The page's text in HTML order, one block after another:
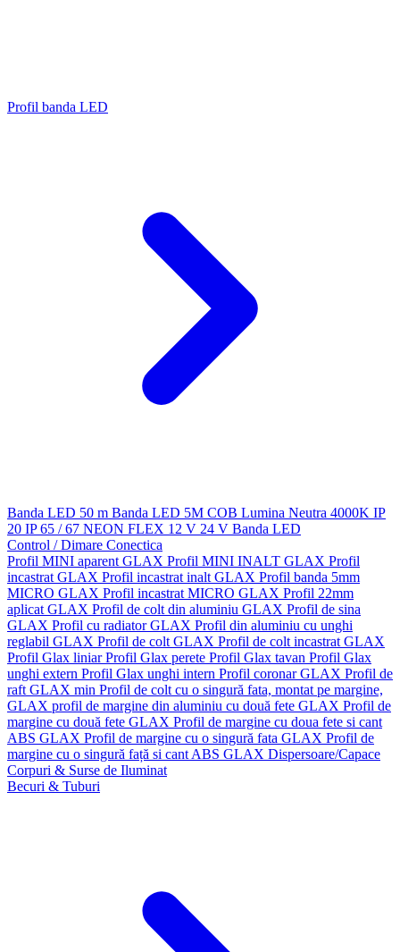
Profil banda LED
Banda LED 50 m Banda LED 5M COB Lumina Neutra 4000K IP
20 IP 65 / 67 NEON FLEX 12 V 24 V Banda LED
Control / Dimare Conectica
Profil MINI aparent GLAX Profil MINI INALT GLAX Profil
incastrat GLAX Profil incastrat inalt GLAX Profil banda 5mm
MICRO GLAX Profil incastrat MICRO GLAX Profil 22mm
aplicat GLAX Profil de colt din aluminiu GLAX Profil de sina
GLAX Profil cu radiator GLAX Profil din aluminiu cu unghi
reglabil GLAX Profil de colt GLAX Profil de colt incastrat GLAX
Profil Glax liniarProfil Glax perete Profil Glax tavan Profil Glax
unghi extern Profil Glax unghi intern Profil coronar GLAX Profil de
raft GLAX min Profil de colt cu o singură fata, montat pe margine,
GLAX profil de margine din aluminiu cu două fete GLAX Profil de
margine cu două fete GLAX Profil de margine cu doua fete si cant
ABS GLAX Profil de margine cu o singură fata GLAX Profil de
margine cu o singură față si cant ABS GLAX Dispersoare/Capace
Corpuri & Surse de Iluminat
Becuri & Tuburi